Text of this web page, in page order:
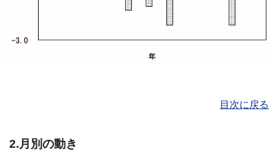
目次に戻る
2.月別の動き